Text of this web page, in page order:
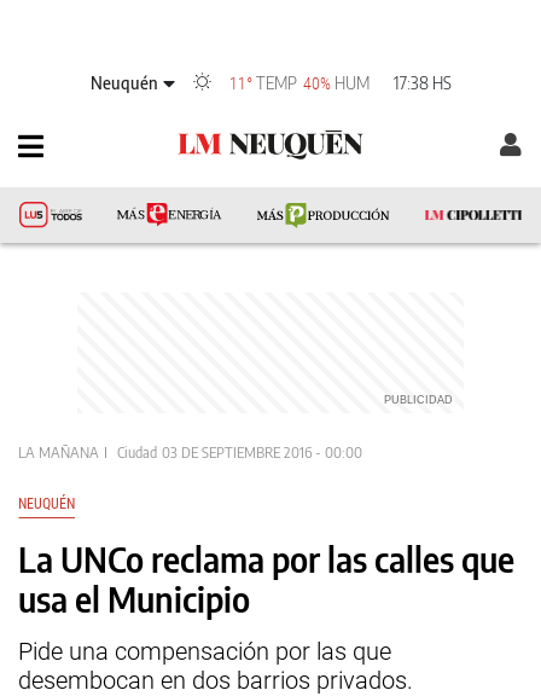
Neuquén 11° TEMP 40% HUM 17:38 HS
LA MAÑANA Ciudad 03 DE SEPTIEMBRE 2016 - 00:00
NEUQUÉN
La UNCo reclama por las calles que
usa el Municipio
Pide una compensación por las que
desembocan en dos barrios privados.